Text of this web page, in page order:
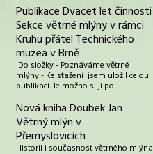
Publikace Dvacet let činnosti
Sekce větrné mlýny v rámci
Kruhu přátel Technického
muzea v Brně
Do složky - Poznáváme větrné
mlýny - Ke stažení jsem uložil celou
publikaci. Je možno si ji po…
Nová kniha Doubek Jan
Větrný mlýn v
Přemyslovicích
Historii i současnost větrného mlýna